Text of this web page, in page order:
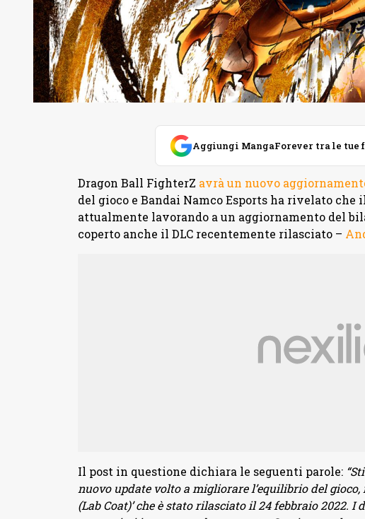
Aggiungi MangaForever tra le tue
Dragon Ball FighterZ avrà un nuovo
del gioco e Bandai Namco Esports ha rivelato che
attualmente lavorando a un aggiornamento del
coperto anche il DLC recentemente rilasciato –
Il post in questione dichiara le seguenti parole:
nuovo update volto a migliorare l’equilibrio del gioco,
(Lab Coat)’ che è stato rilasciato il 24 febbraio 2022.